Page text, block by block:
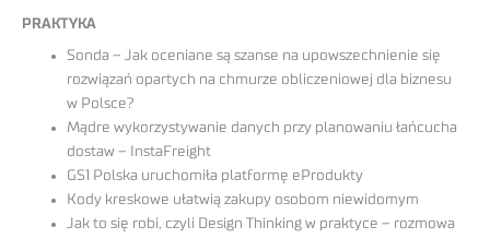
PRAKTYKA
Sonda – Jak oceniane są szanse na upowszechnienie się
rozwiązań opartych na chmurze obliczeniowej dla biznesu
w Polsce?
Mądre wykorzystywanie danych przy planowaniu łańcucha
dostaw – InstaFreight
GS1 Polska uruchomiła platformę eProdukty
Kody kreskowe ułatwią zakupy osobom niewidomym
Jak to się robi, czyli Design Thinking w praktyce – rozmowa